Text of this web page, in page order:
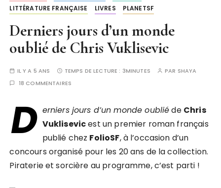
LITTÉRATURE FRANÇAISE
LIVRES PLANETSF
Derniers jours d’un monde
oublié de Chris Vuklisevic
IL Y A 5 ANS TEMPS DE LECTURE : 3MINUTES PAR SHAYA
18 COMMENTAIRES
D erniers jours d’un monde oubliéde Chris
Vuklisevicest un premier roman français
publié chez FolioSF, à l’occasion d’un
concours organisé pour les 20 ans de la collection.
Piraterie et sorcière au programme, c’est parti !